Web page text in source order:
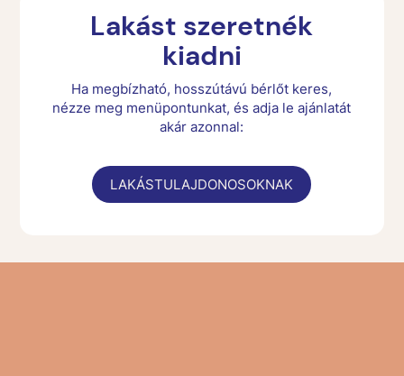
Lakást szeretnék
kiadni
Ha megbízható, hosszútávú bérlőt keres,
nézze meg menüpontunkat, és adja le ajánlatát
akár azonnal:
LAKÁSTULAJDONOSOKNAK